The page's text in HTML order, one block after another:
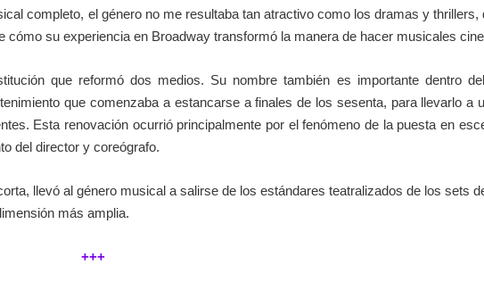
completo, el género no me resultaba tan atractivo como los dramas y thrillers,
su experiencia en Broadway transformó la manera de hacer musicales
que reformó dos medios. Su nombre también es importante dentro
que comenzaba a estancarse a finales de los sesenta, para llevarlo a
Esta renovación ocurrió principalmente por el fenómeno de la puesta en
del director y coreógrafo.
llevó al género musical a salirse de los estándares teatralizados de los sets
más amplia.
+++